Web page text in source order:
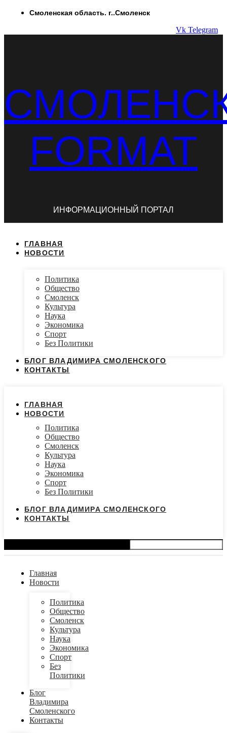
ПерейтиСмоленская область. г..Смоленск
Vk Telegram
FORMAT
ИНФОРМАЦИОННЫЙ ПОРТАЛ
ГЛАВНАЯ
НОВОСТИ
Политика
Общество
Смоленск
Культура
Наука
Экономика
Спорт
Без Политики
БЛОГ ВЛАДИМИРА СМОЛЕНСКОГО
КОНТАКТЫ
ГЛАВНАЯ
НОВОСТИ
Политика
Общество
Смоленск
Культура
Наука
Экономика
Спорт
Без Политики
БЛОГ ВЛАДИМИРА СМОЛЕНСКОГО
КОНТАКТЫ
Главная
Новости
Политика
Общество
Смоленск
Культура
Наука
Экономика
Спорт
Без
Политики
Блог
Владимира
Смоленского
Контакты